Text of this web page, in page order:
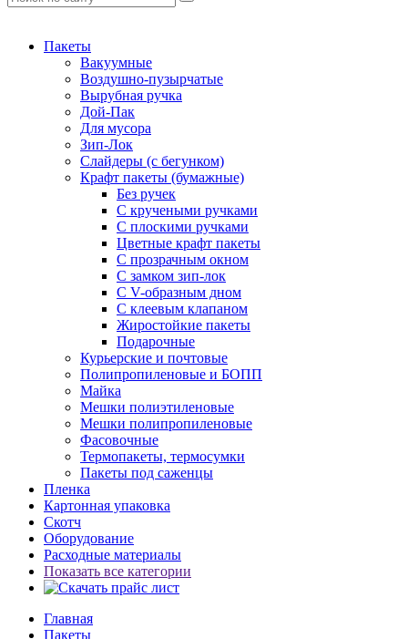
Пакеты
Вакуумные
Воздушно-пузырчатые
Вырубная ручка
Дой-Пак
Для мусора
Зип-Лок
Слайдеры (с бегунком)
Крафт пакеты (бумажные)
Без ручек
С кручеными ручками
С плоскими ручками
Цветные крафт пакеты
С прозрачным окном
С замком зип-лок
С V-образным дном
С клеевым клапаном
Жиростойкие пакеты
Подарочные
Курьерские и почтовые
Полипропиленовые и БОПП
Майка
Мешки полиэтиленовые
Мешки полипропиленовые
Фасовочные
Термопакеты, термосумки
Пакеты под саженцы
Пленка
Картонная упаковка
Скотч
Оборудование
Расходные материалы
Показать все категории
Главная
Пакеты